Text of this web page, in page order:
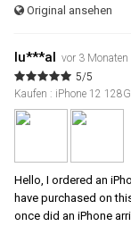
Original ansehen
lu***al
vor 3 Monaten
5/5
Kaufen : iPhone 12
Hello, I ordered an
have purchased on
once did an iPhone